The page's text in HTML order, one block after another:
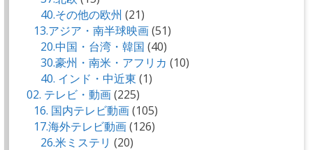
40.その他の欧州 (21)
13.アジア・南半球映画(51)
20.中国・台湾・韓国 (40)
30.豪州・南米・アフリカ (10)
40. インド・中近東 (1)
02. テレビ・動画(225)
16. 国内テレビ動画(105)
17.海外テレビ動画(126)
26.米ミステリ (20)